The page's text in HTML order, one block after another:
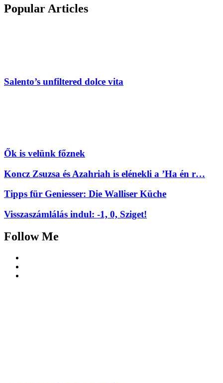
Popular Articles
Salento’s unfiltered dolce vita
Ők is velünk főznek
Koncz Zsuzsa és Azahriah is elénekli a ’Ha én r…
Tipps für Geniesser: Die Walliser Küche
Visszaszámlálás indul: -1, 0, Sziget!
Follow Me